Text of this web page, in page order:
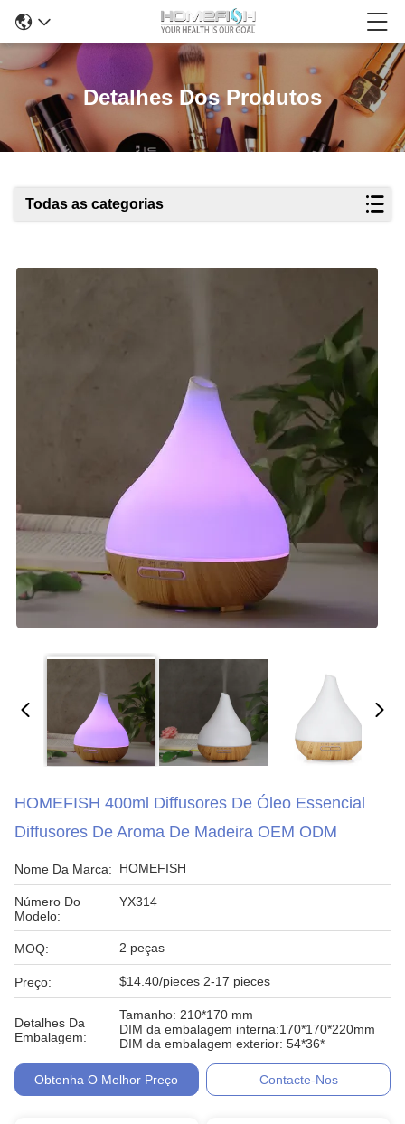
Detalhes Dos Produtos
Todas as categorias
HOMEFISH 400ml Diffusores De Óleo Essencial
Diffusores De Aroma De Madeira OEM ODM
Nome Da Marca: HOMEFISH
Número Do
Modelo:
YX314
MOQ: 2 peças
Preço: $14.40/pieces 2-17 pieces
Detalhes Da
Embalagem:
Tamanho: 210*170 mm
DIM da embalagem interna:170*170*220mm
DIM da embalagem exterior: 54*36*
Obtenha O Melhor Preço Contacte-Nos